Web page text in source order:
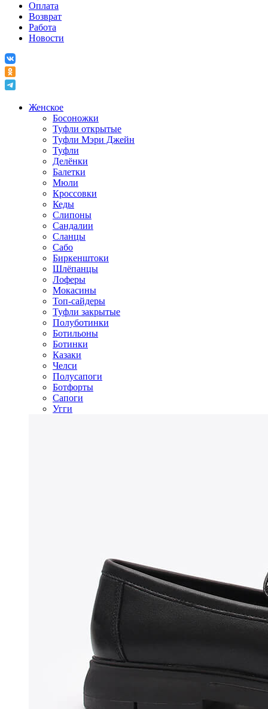
Оплата
Возврат
Работа
Новости
Женское
Босоножки
Туфли открытые
Туфли Мэри Джейн
Туфли
Делёнки
Балетки
Мюли
Кроссовки
Кеды
Слипоны
Сандалии
Сланцы
Сабо
Биркенштоки
Шлёпанцы
Лоферы
Мокасины
Топ-сайдеры
Туфли закрытые
Полуботинки
Ботильоны
Ботинки
Казаки
Челси
Полусапоги
Ботфорты
Сапоги
Угги